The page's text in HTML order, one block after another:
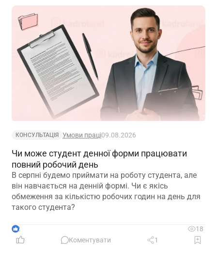
КОНСУЛЬТАЦІЯ Умови праці09.08.2026
Чи може студент денної форми працювати
повний робочий день
В серпні будемо приймати на роботу студента, але
він навчається на денній формі. Чи є якісь
обмеження за кількістю робочих годин на день для
такого студента?
2
18
Коментувати
1